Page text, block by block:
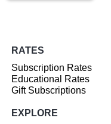
RATES
Subscription Rates
Educational Rates
Gift Subscriptions
EXPLORE